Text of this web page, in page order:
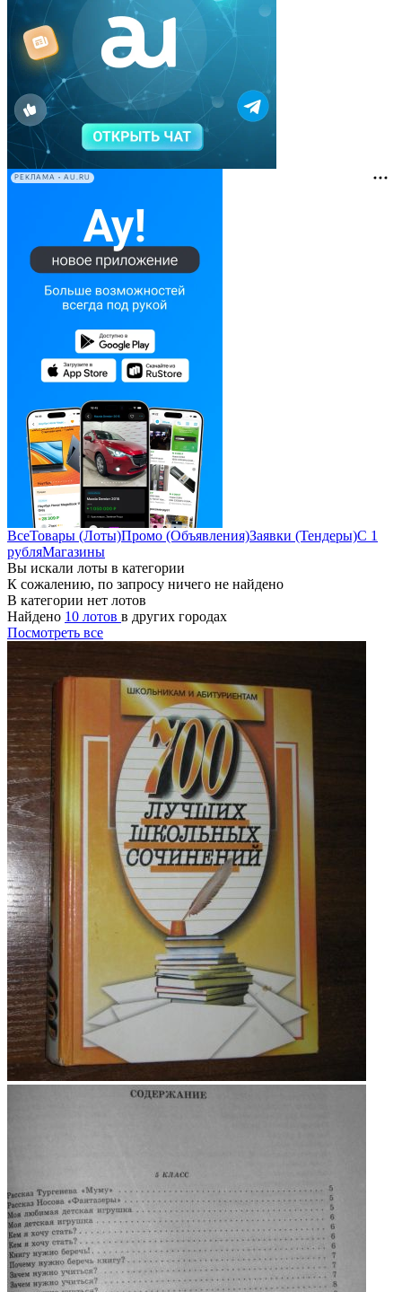
РЕКЛАМА • AU.RU
ВсеТовары (Лоты)Промо (Объявления)Заявки (Тендеры)С 1
рубляМагазины
Вы искали лоты в категории
К сожалению, по запросу ничего не найдено
В категории нет лотов
Найдено 10 лотов в других городах
Посмотреть все